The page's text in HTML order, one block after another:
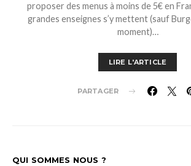
proposer des menus à moins de 5€ en
grandes enseignes s’y mettent (sauf
moment)…
LIRE L'ARTICLE
PARTAGER
QUI SOMMES NOUS ?